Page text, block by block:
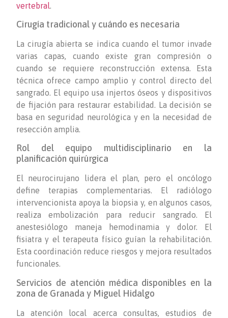
vertebral.
Cirugía tradicional y cuándo es necesaria
La cirugía abierta se indica cuando el tumor invade
varias capas, cuando existe gran compresión o
cuando se requiere reconstrucción extensa. Esta
técnica ofrece campo amplio y control directo del
sangrado. El equipo usa injertos óseos y dispositivos
de fijación para restaurar estabilidad. La decisión se
basa en seguridad neurológica y en la necesidad de
resección amplia.
Rol del equipo multidisciplinario en la
planificación quirúrgica
El neurocirujano lidera el plan, pero el oncólogo
define terapias complementarias. El radiólogo
intervencionista apoya la biopsia y, en algunos casos,
realiza embolización para reducir sangrado. El
anestesiólogo maneja hemodinamia y dolor. El
fisiatra y el terapeuta físico guían la rehabilitación.
Esta coordinación reduce riesgos y mejora resultados
funcionales.
Servicios de atención médica disponibles en la
zona de Granada y Miguel Hidalgo
La atención local acerca consultas, estudios de